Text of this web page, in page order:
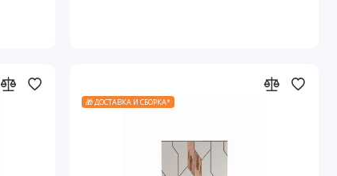
🎁 ДОСТАВКА И СБОРКА*